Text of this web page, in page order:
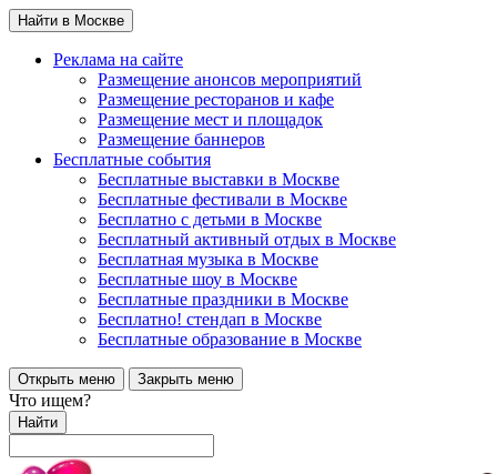
Найти в Москве
Реклама на сайте
Размещение анонсов мероприятий
Размещение ресторанов и кафе
Размещение мест и площадок
Размещение баннеров
Бесплатные события
Бесплатные выставки в Москве
Бесплатные фестивали в Москве
Бесплатно с детьми в Москве
Бесплатный активный отдых в Москве
Бесплатная музыка в Москве
Бесплатные шоу в Москве
Бесплатные праздники в Москве
Бесплатно! стендап в Москве
Бесплатные образование в Москве
Открыть меню Закрыть меню
Что ищем?
Найти